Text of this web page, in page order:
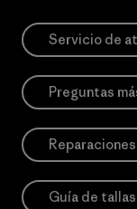
Servicio de
Preguntas
Reparaciones
Guía de tallas